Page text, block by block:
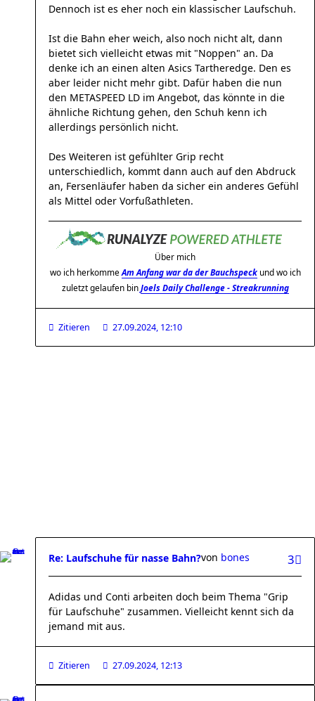
Dennoch ist es eher noch ein klassischer Laufschuh.
Ist die Bahn eher weich, also noch nicht alt, dann
bietet sich vielleicht etwas mit "Noppen" an. Da
denke ich an einen alten Asics Tartheredge. Den es
aber leider nicht mehr gibt. Dafür haben die nun
den METASPEED LD im Angebot, das könnte in die
ähnliche Richtung gehen, den Schuh kenn ich
allerdings persönlich nicht.
Des Weiteren ist gefühlter Grip recht
unterschiedlich, kommt dann auch auf den Abdruck
an, Fersenläufer haben da sicher ein anderes Gefühl
als Mittel oder Vorfußathleten.
Über mich
wo ich herkomme Am Anfang war da der Bauchspeckund wo ich
zuletzt gelaufen binJoels Daily Challenge - Streakrunning
Zitieren 27.09.2024, 12:10
Re: Laufschuhe für nasse Bahn? 3
von bones
Adidas und Conti arbeiten doch beim Thema "Grip
für Laufschuhe" zusammen. Vielleicht kennt sich da
jemand mit aus.
Zitieren 27.09.2024, 12:13